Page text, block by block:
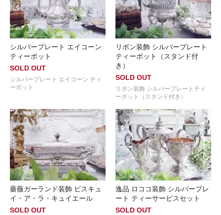
シルバープレート エイコーン
ティーポット
SOLD OUT
シルバープレート エイコーン ティ
ーポット
リボン装飾 シルバープレート
ティーポット（スタンド付
き）
SOLD OUT
リボン装飾 シルバープレートティ
ーポット（スタンド付き）
薔薇ガーランド装飾 ビスキュ
イ・ア・ラ・キュイエール
SOLD OUT
逸品 ロココ装飾 シルバープレ
ート ティーサービスセット
SOLD OUT